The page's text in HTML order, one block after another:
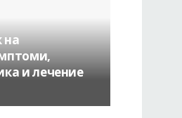
на
и лечение